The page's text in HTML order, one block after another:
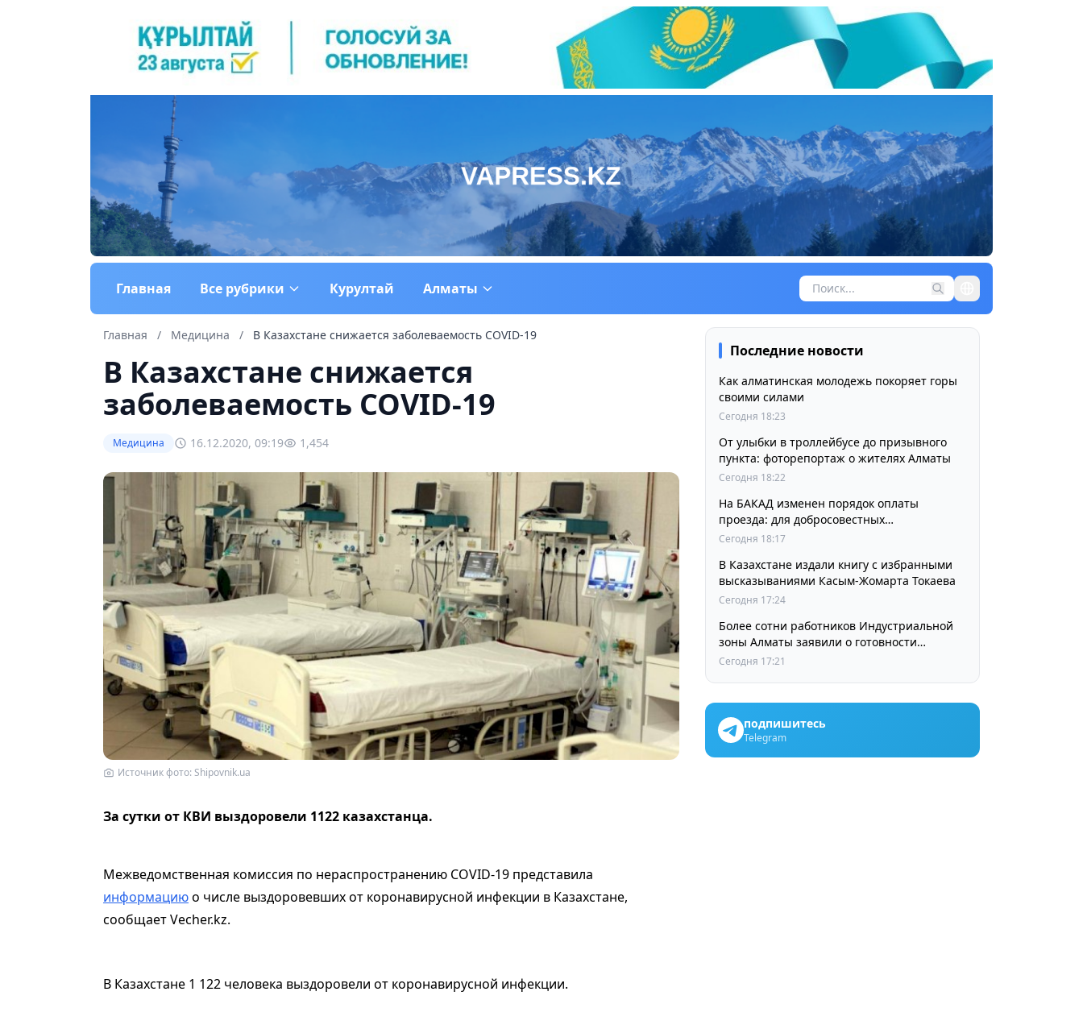
Главная Все рубрики Курултай Алматы
Главная / Медицина / В Казахстане снижается заболеваемость COVID-19
В Казахстане снижается
заболеваемость COVID-19
Медицина 16.12.2020, 09:19 1,454
Источник фото: Shipovnik.ua
За сутки от КВИ выздоровели 1122 казахстанца.
Межведомственная комиссия по нераспространению COVID-19 представила
информациюо числе выздоровевших от коронавирусной инфекции в Казахстане,
сообщает Vecher.kz.
В Казахстане 1 122 человека выздоровели от коронавирусной инфекции.
Последние новости
Как алматинская молодежь покоряет горы
своими силами
Сегодня 18:23
От улыбки в троллейбусе до призывного
пункта: фоторепортаж о жителях Алматы
Сегодня 18:22
На БАКАД изменен порядок оплаты
проезда: для добросовестных
пользователей стоимость остается
Сегодня 18:17
В Казахстане издали книгу с избранными
высказываниями Касым-Жомарта Токаева
Сегодня 17:24
Более сотни работников Индустриальной
зоны Алматы заявили о готовности
принять участие в выборах членов
Сегодня 17:21
подпишитесь
Telegram